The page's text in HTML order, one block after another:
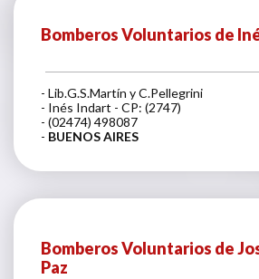
Bomberos Voluntarios de
- Lib.G.S.Martín y C.Pellegrini
- Inés Indart - CP: (2747)
- (02474) 498087
- BUENOS AIRES
Bomberos Voluntarios de
Paz